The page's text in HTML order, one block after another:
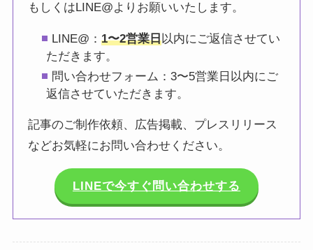
もしくはLINE@よりお願いいたします。
LINE@： 1〜2営業日以内にご返信させてい
ただきます。
問い合わせフォーム：3〜5営業日以内にご
返信させていただきます。
記事のご制作依頼、広告掲載、プレスリリース
などお気軽にお問い合わせください。
LINEで今すぐ問い合わせする